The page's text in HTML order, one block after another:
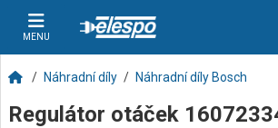
MENU
Náhradní díly Náhradní díly Bosch
Regulátor otáček